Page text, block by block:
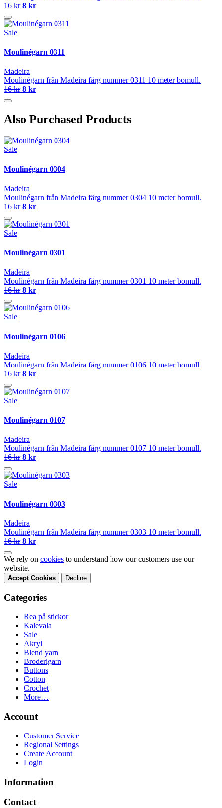
16 kr 8 kr
Sale
Moulinégarn 0311
Madeira
Moulinégarn från Madeira färg nummer 0311 10 meter bomull.
16 kr 8 kr
Also Purchased Products
Sale
Moulinégarn 0304
Madeira
Moulinégarn från Madeira färg nummer 0304 10 meter bomull.
16 kr 8 kr
Sale
Moulinégarn 0301
Madeira
Moulinégarn från Madeira färg nummer 0301 10 meter bomull.
16 kr 8 kr
Sale
Moulinégarn 0106
Madeira
Moulinégarn från Madeira färg nummer 0106 10 meter bomull.
16 kr 8 kr
Sale
Moulinégarn 0107
Madeira
Moulinégarn från Madeira färg nummer 0107 10 meter bomull.
16 kr 8 kr
Sale
Moulinégarn 0303
Madeira
Moulinégarn från Madeira färg nummer 0303 10 meter bomull.
16 kr 8 kr
We rely on cookies to understand how our customers use our
website.
Accept Cookies Decline
Categories
Rea på stickor
Kalevala
Sale
Akryl
Blend yarn
Broderigarn
Buttons
Cotton
Crochet
More…
Account
Customer Service
Regional Settings
Create Account
Login
Information
Contact